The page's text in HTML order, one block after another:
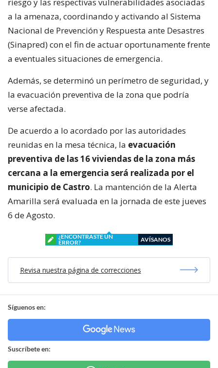
a la amenaza, coordinando y activando al Sistema
Nacional de Prevención y Respuesta ante Desastres
(Sinapred) con el fin de actuar oportunamente frente
a eventuales situaciones de emergencia.
Además, se determinó un perímetro de seguridad, y
la evacuación preventiva de la zona que podría
verse afectada.
De acuerdo a lo acordado por las autoridades
reunidas en la mesa técnica, la evacuación
preventiva de las 16 viviendas de la zona más
cercana a la emergencia será realizada por el
municipio de Castro. La mantención de la Alerta
Amarilla será evaluada en la jornada de este jueves
6 de Agosto.
¿ENCONTRASTE UN
ERROR?
AVÍSANOS
Revisa nuestra página de correcciones
Síguenos en:
Suscríbete en: